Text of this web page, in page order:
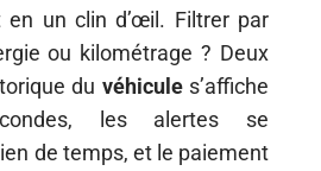
un clin d’œil. Filtrer par
ou kilométrage ? Deux
du véhicules’affiche
les alertes se
de temps, et le paiement